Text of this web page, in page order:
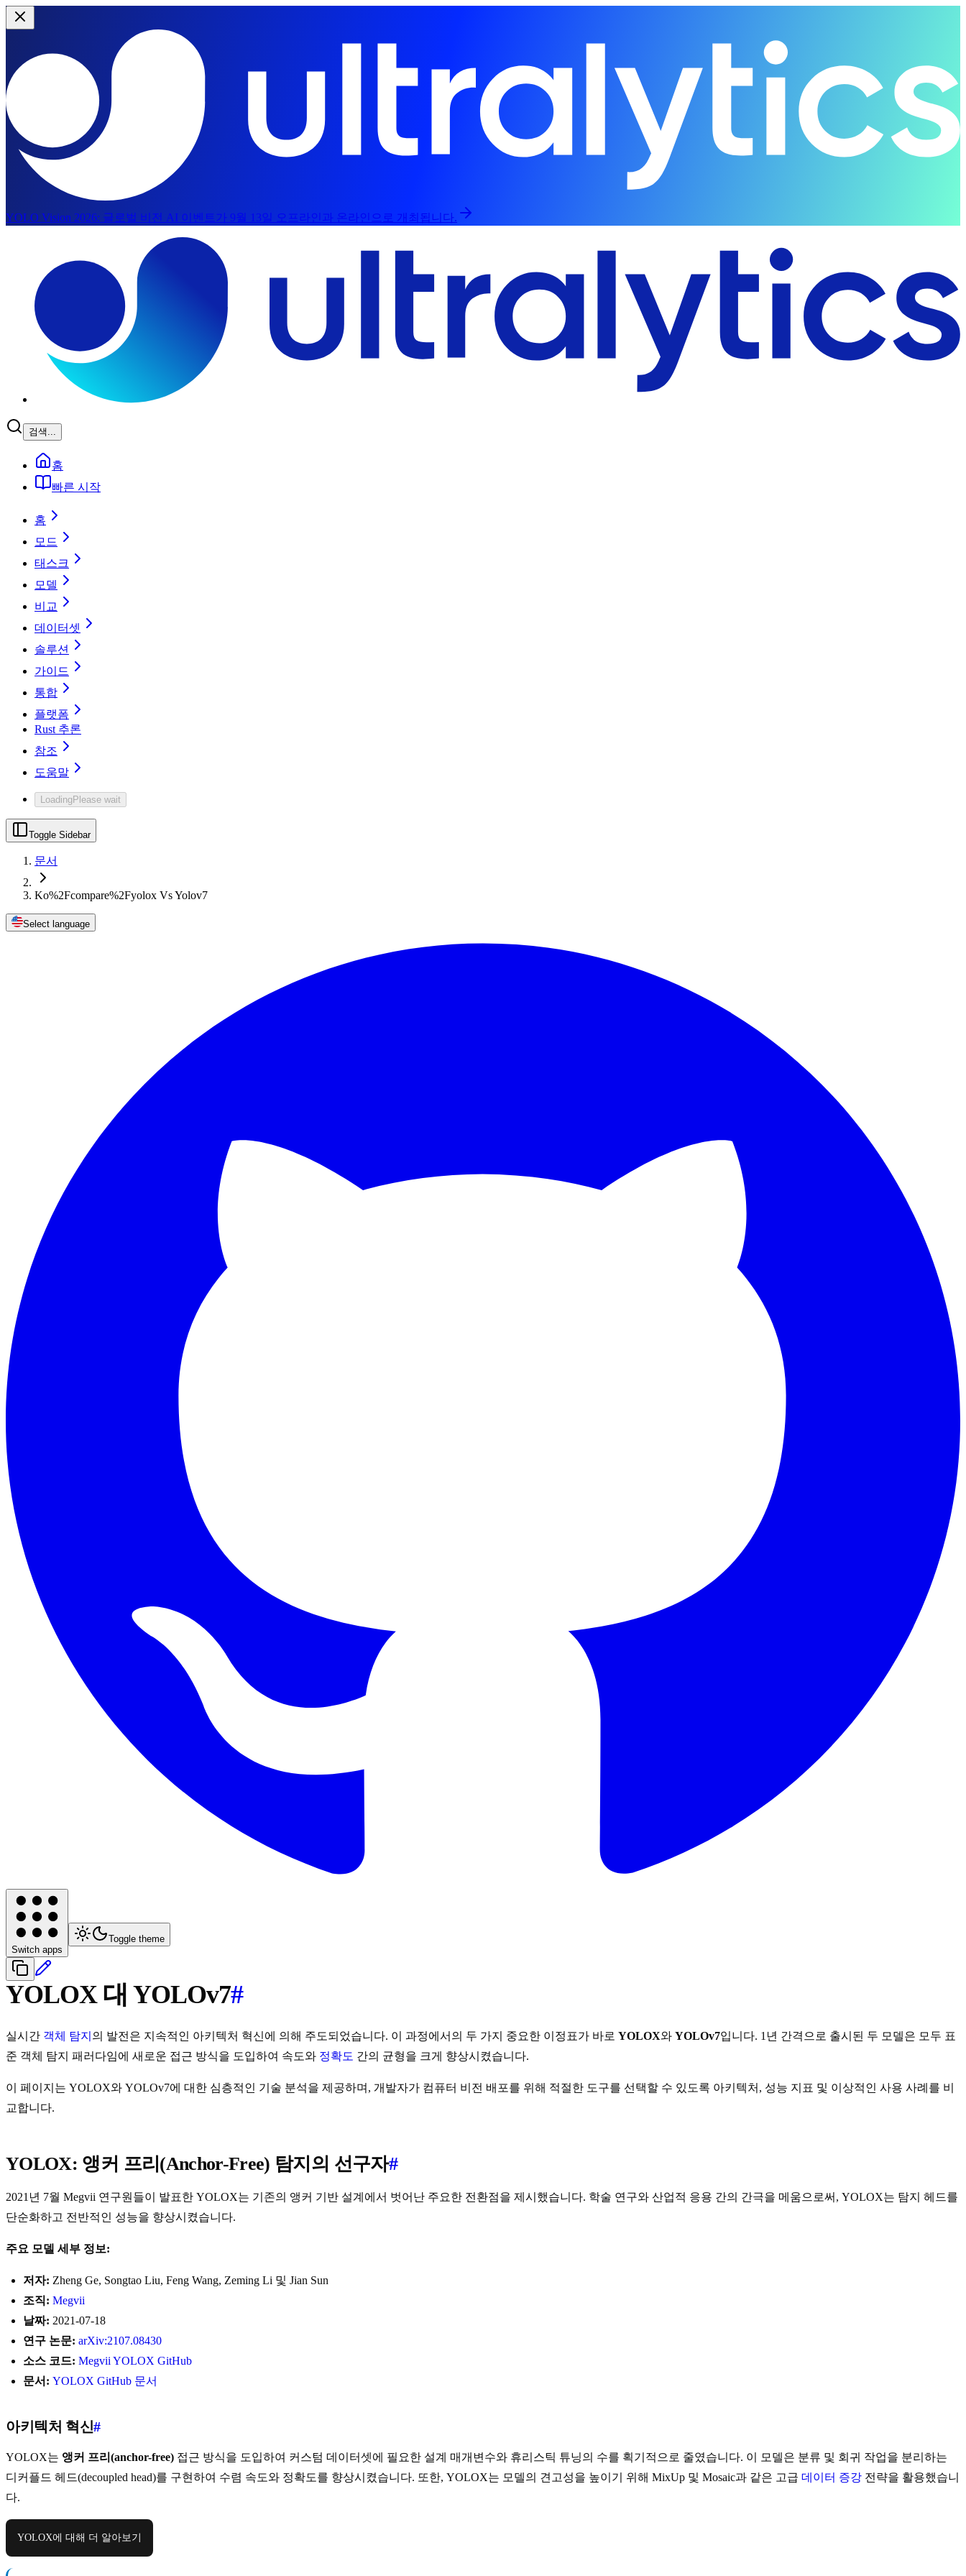
YOLO Vision 2026: 글로벌 비전 AI 이벤트가 9월 13일 오프라인과 온라인으로 개최됩니다.
검색...
홈
빠른 시작
홈
모드
태스크
모델
비교
데이터셋
솔루션
가이드
통합
플랫폼
Rust 추론
참조
도움말
LoadingPlease wait
Toggle Sidebar
문서
Ko%2Fcompare%2Fyolox Vs Yolov7
Select language
Switch apps
Toggle theme
YOLOX 대 YOLOv7#
실시간 객체 탐지 의 발전은 지속적인 아키텍처 혁신에 의해 주도되었습니다. 이 과정에서의 두 가지 중요한 이정표가 바로 YOLOX와 YOLOv7입니다. 1년 간격으로 출시된 두 모델은 모두 표
준 객체 탐지 패러다임에 새로운 접근 방식을 도입하여 속도와 정확도 간의 균형을 크게 향상시켰습니다.
이 페이지는 YOLOX와 YOLOv7에 대한 심층적인 기술 분석을 제공하며, 개발자가 컴퓨터 비전 배포를 위해 적절한 도구를 선택할 수 있도록 아키텍처, 성능 지표 및 이상적인 사용 사례를 비
교합니다.
YOLOX: 앵커 프리(Anchor-Free) 탐지의 선구자#
2021년 7월 Megvii 연구원들이 발표한 YOLOX는 기존의 앵커 기반 설계에서 벗어난 주요한 전환점을 제시했습니다. 학술 연구와 산업적 응용 간의 간극을 메움으로써, YOLOX는 탐지 헤드를
단순화하고 전반적인 성능을 향상시켰습니다.
주요 모델 세부 정보:
저자: Zheng Ge, Songtao Liu, Feng Wang, Zeming Li 및 Jian Sun
조직: Megvii
날짜: 2021-07-18
연구 논문: arXiv:2107.08430
소스 코드: Megvii YOLOX GitHub
문서: YOLOX GitHub 문서
아키텍처 혁신#
YOLOX는 앵커 프리(anchor-free) 접근 방식을 도입하여 커스텀 데이터셋에 필요한 설계 매개변수와 휴리스틱 튜닝의 수를 획기적으로 줄였습니다. 이 모델은 분류 및 회귀 작업을 분리하는
디커플드 헤드(decoupled head)를 구현하여 수렴 속도와 정확도를 향상시켰습니다. 또한, YOLOX는 모델의 견고성을 높이기 위해 MixUp 및 Mosaic과 같은 고급 데이터 증강 전략을 활용했습니
다.
YOLOX에 대해 더 알아보기